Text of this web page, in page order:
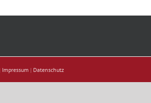
Impressum | Datenschutz